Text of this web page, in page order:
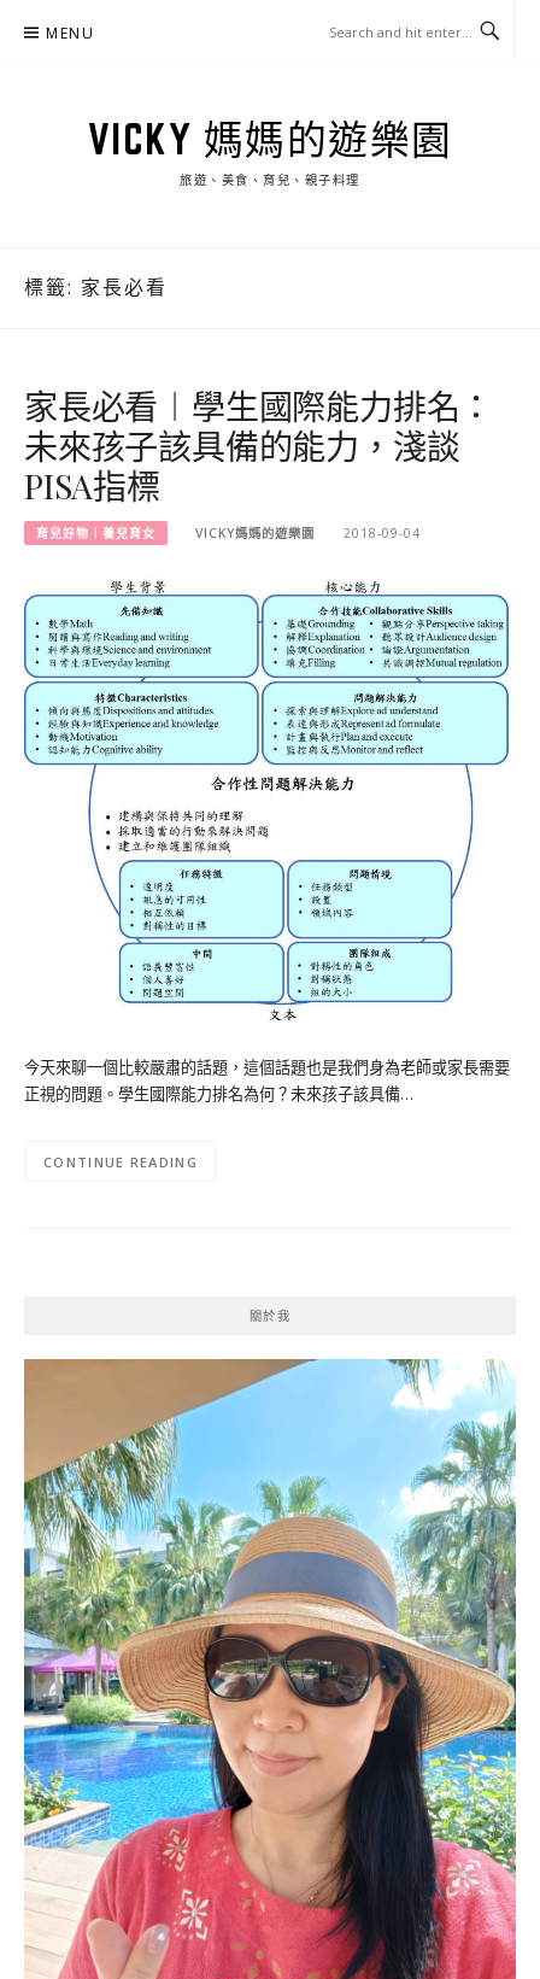
MENU
VICKY 媽媽的遊樂園
旅遊、美食、育兒、親子料理
標籤: 家長必看
家長必看︱學生國際能力排名：
未來孩子該具備的能力，淺談
PISA指標
育兒好物︱養兒育女 VICKY媽媽的遊樂園 2018-09-04
今天來聊一個比較嚴肅的話題，這個話題也是我們身為老師或家長需要
正視的問題。學生國際能力排名為何？未來孩子該具備…
CONTINUE READING
關於我